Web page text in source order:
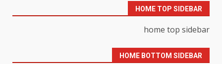
HOME TOP SIDEBAR
home top sidebar
HOME BOTTOM SIDEBAR